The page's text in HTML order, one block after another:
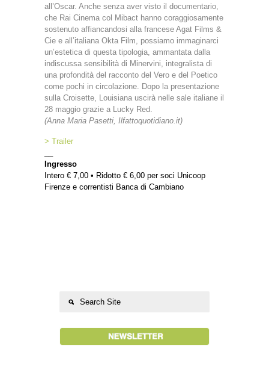
all’Oscar. Anche senza aver visto il documentario,
che Rai Cinema col Mibact hanno coraggiosamente
sostenuto affiancandosi alla francese Agat Films &
Cie e all’italiana Okta Film, possiamo immaginarci
un’estetica di questa tipologia, ammantata dalla
indiscussa sensibilità di Minervini, integralista di
una profondità del racconto del Vero e del Poetico
come pochi in circolazione. Dopo la presentazione
sulla Croisette, Louisiana uscirà nelle sale italiane il
28 maggio grazie a Lucky Red.
(Anna Maria Pasetti, Ilfattoquotidiano.it)
> Trailer
Ingresso
Intero € 7,00 • Ridotto € 6,00 per soci Unicoop
Firenze e correntisti Banca di Cambiano